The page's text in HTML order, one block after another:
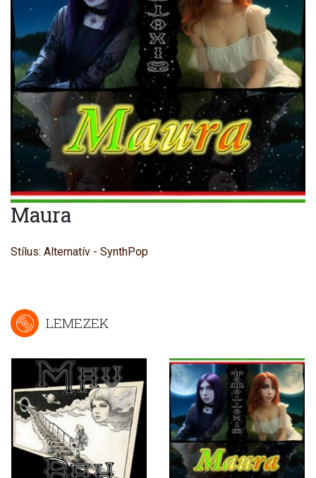
Maura
Stílus: Alternatív - SynthPop
LEMEZEK